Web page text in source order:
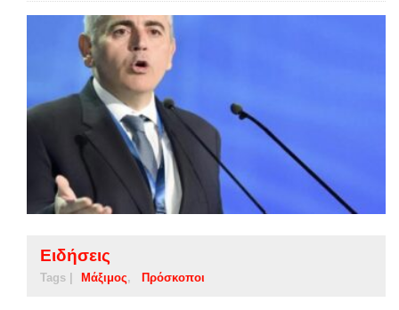
Ειδήσεις
Tags | Μάξιμος Πρόσκοποι